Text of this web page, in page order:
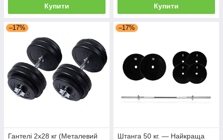
Купити Купити
–17%
Гантелі 2х28 кг (Металевий
–17%
Штанга 50 кг. — Найкраща